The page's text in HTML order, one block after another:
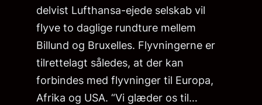
delvist Lufthansa-ejede selskab vil
flyve to daglige rundture mellem
Billund og Bruxelles. Flyvningerne er
tilrettelagt således, at der kan
forbindes med flyvninger til Europa,
Afrika og USA. “Vi glæder os til…